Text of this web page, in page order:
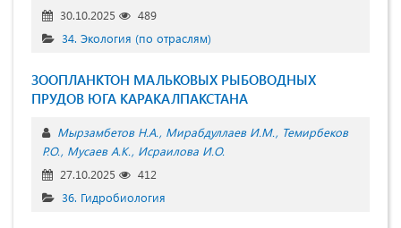
30.10.2025
489
34. Экология (по отраслям)
ЗООПЛАНКТОН МАЛЬКОВЫХ РЫБОВОДНЫХ
ПРУДОВ ЮГА КАРАКАЛПАКСТАНА
Мырзамбетов Н.А. Мирабдуллаев И.М.
Темирбеков
Р.О. Мусаев А.К. Исраилова И.О.
27.10.2025
412
36. Гидробиология